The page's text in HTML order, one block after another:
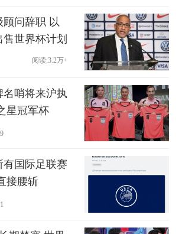
顾问辞职 以
世界杯计划
阅读:3.2万+
哨将来沪执
星冠军杯
有国际足联赛
接腰斩